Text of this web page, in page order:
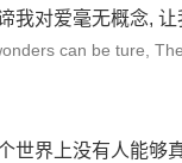
我对爱毫无概念,
can be ture,
世界上没有人能够